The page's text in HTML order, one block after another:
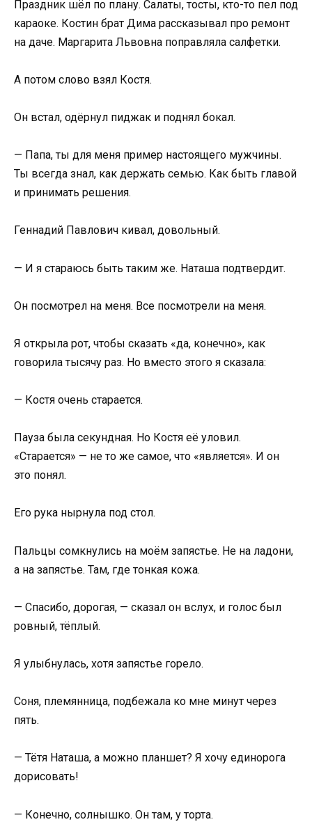
Праздник шёл по плану. Салаты, тосты, кто-то пел под
караоке. Костин брат Дима рассказывал про ремонт
на даче. Маргарита Львовна поправляла салфетки.
А потом слово взял Костя.
Он встал, одёрнул пиджак и поднял бокал.
— Папа, ты для меня пример настоящего мужчины.
Ты всегда знал, как держать семью. Как быть главой
и принимать решения.
Геннадий Павлович кивал, довольный.
— И я стараюсь быть таким же. Наташа подтвердит.
Он посмотрел на меня. Все посмотрели на меня.
Я открыла рот, чтобы сказать «да, конечно», как
говорила тысячу раз. Но вместо этого я сказала:
— Костя очень старается.
Пауза была секундная. Но Костя её уловил.
«Старается» — не то же самое, что «является». И он
это понял.
Его рука нырнула под стол.
Пальцы сомкнулись на моём запястье. Не на ладони,
а на запястье. Там, где тонкая кожа.
— Спасибо, дорогая, — сказал он вслух, и голос был
ровный, тёплый.
Я улыбнулась, хотя запястье горело.
Соня, племянница, подбежала ко мне минут через
пять.
— Тётя Наташа, а можно планшет? Я хочу единорога
дорисовать!
— Конечно, солнышко. Он там, у торта.